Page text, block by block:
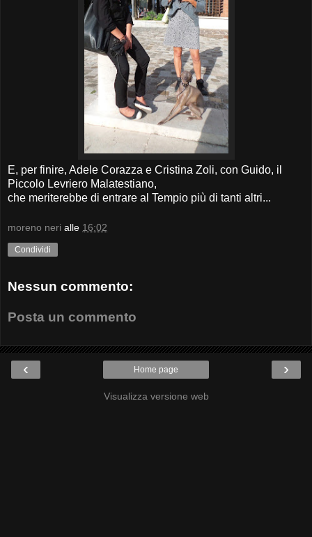
E, per finire, Adele Corazza e Cristina Zoli, con Guido, il
Piccolo Levriero Malatestiano,
che meriterebbe di entrare al Tempio più di tanti altri...
moreno neri alle 16:02
Condividi
Nessun commento:
Posta un commento
‹ ›
Home page
Visualizza versione web